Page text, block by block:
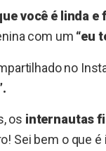
você é linda
com um “eu
no
os internautas
Sei bem o que